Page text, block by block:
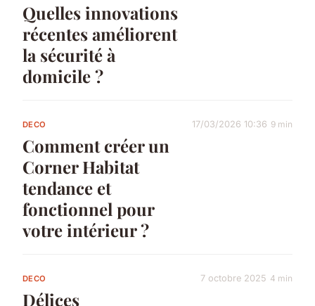
Quelles innovations
récentes améliorent
la sécurité à
domicile ?
DECO
Comment créer un
Corner Habitat
tendance et
fonctionnel pour
votre intérieur ?
17/03/2026 10:36 9 min
DECO
Délices
7 octobre 2025 4 min